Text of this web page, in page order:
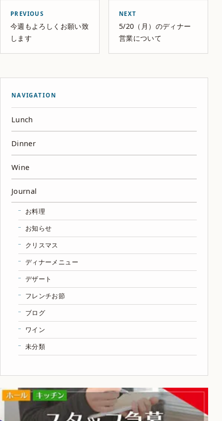
PREVIOUS
今週もよろしくお願い致
します
NEXT
5/20（月）のディナー
営業について
NAVIGATION
Lunch
Dinner
Wine
Journal
お料理
お知らせ
クリスマス
ディナーメニュー
デザート
フレンチお節
ブログ
ワイン
未分類